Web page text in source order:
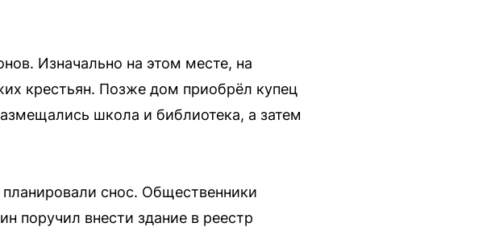
Изначально на этом месте, на
крестьян. Позже дом приобрёл купец
школа и библиотека, а затем
снос. Общественники
поручил внести здание в реестр